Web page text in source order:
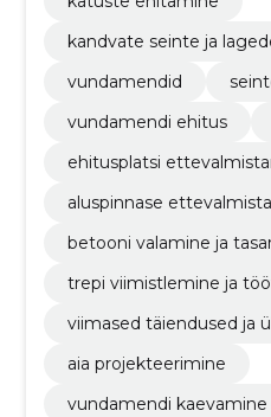
kandvate seinte ja
vundamendid
vundamendi ehitus
ehitusplatsi
aluspinnase
betooni valamine ja
trepi viimistlemine ja
viimased täiendused ja
aia projekteerimine
vundamendi kaevamine